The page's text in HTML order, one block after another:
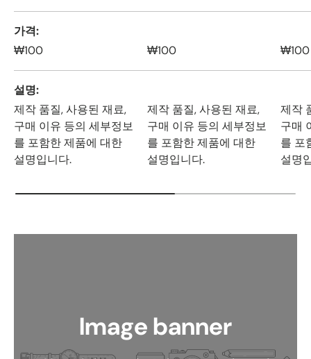
가격
₩100
₩100 ₩100
설명
제작 품질, 사용된 재료,
구매 이유 등의 세부정보
를 포함한 제품에 대한
설명입니다.
제작 품질, 사용된 재료,
구매 이유 등의 세부정보
를 포함한 제품에 대한
설명입니다.
제작
구매
를 포
설명
Image banner